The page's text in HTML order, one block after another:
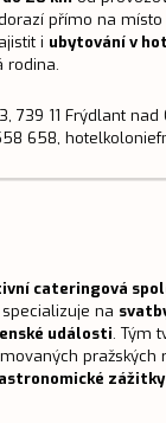
přímo na místo
i ubytování v
rodina.
739 11 Frýdlant nad
658,
cateringová
na
události. Tým
pražských
zážitky